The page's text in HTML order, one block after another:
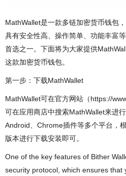
MathWallet是一款多链加密货币钱包
具有安全性高、操作简单、功能丰富
首选之一。下面将为大家提供
这款加密货币钱包。
第一步：下载MathWallet
MathWallet可在官方网站（https://
可在应用商店中搜索MathWallet来进
Android、Chrome插件等多个平台，
版本进行下载安装即可。
One of the key features of Bither
security protocol, which ensures that